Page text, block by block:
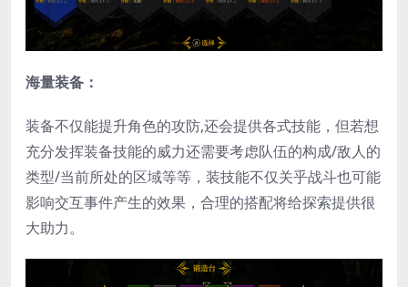
海量装备：
装备不仅能提升角色的攻防,还会提供各式技能，但若想
充分发挥装备技能的威力还需要考虑队伍的构成/敌人的
类型/当前所处的区域等等，装技能不仅关乎战斗也可能
影响交互事件产生的效果，合理的搭配将给探索提供很
大助力。